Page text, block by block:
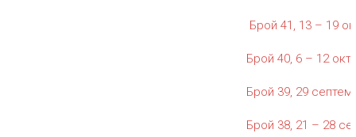
Брой 41, 13 – 19
Брой 40, 6 – 12
Брой 39, 29
Брой 38, 21 – 28